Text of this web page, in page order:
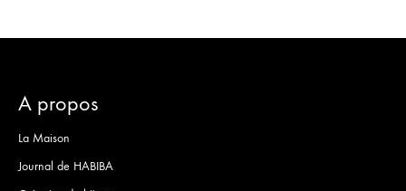
A propos
La Maison
Journal de HABIBA